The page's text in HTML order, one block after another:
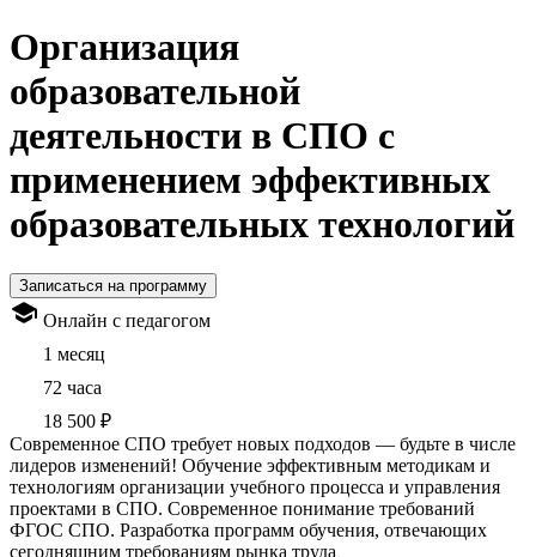
Организация
образовательной
деятельности в СПО с
применением эффективных
образовательных технологий
Записаться на программу
Онлайн с педагогом
1 месяц
72 часа
18 500 ₽
Современное СПО требует новых подходов — будьте в числе
лидеров изменений! Обучение эффективным методикам и
технологиям организации учебного процесса и управления
проектами в СПО. Современное понимание требований
ФГОС СПО. Разработка программ обучения, отвечающих
сегодняшним требованиям рынка труда